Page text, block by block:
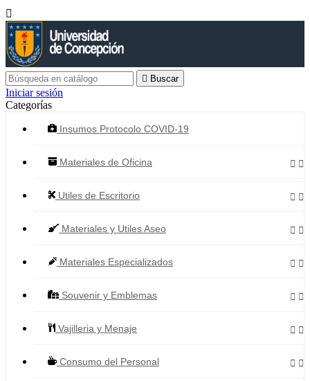

 Buscar
Iniciar sesión
Categorías
Insumos Protocolo COVID-19
Materiales de Oficina  
Utiles de Escritorio  
Materiales y Utiles Aseo  
Materiales Especializados  
Souvenir y Emblemas  
Vajilleria y Menaje  
Consumo del Personal  